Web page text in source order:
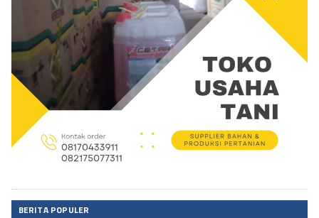
BERITA POPULER